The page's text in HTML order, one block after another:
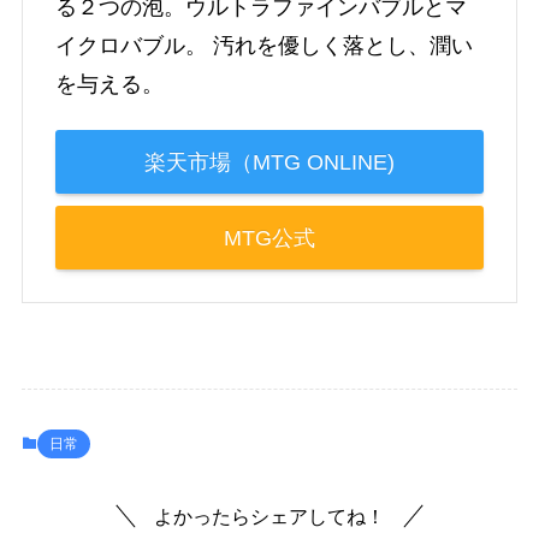
る２つの泡。ウルトラファインバブルとマ
イクロバブル。 汚れを優しく落とし、潤い
を与える。
楽天市場（MTG ONLINE)
MTG公式
日常
よかったらシェアしてね！